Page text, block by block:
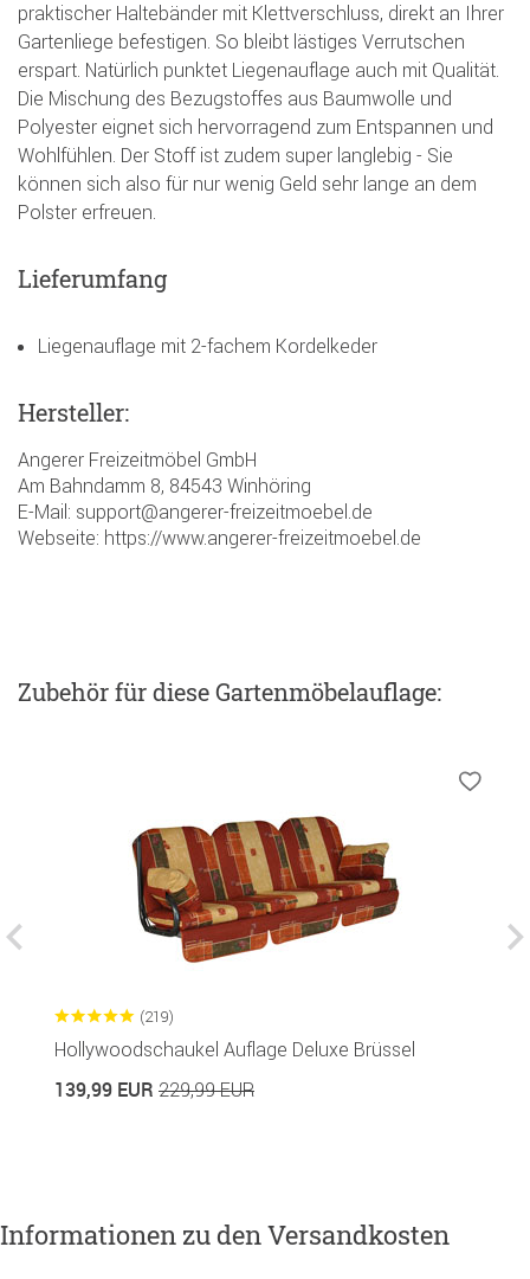
praktischer Haltebänder mit Klettverschluss, direkt an Ihrer
Gartenliege befestigen. So bleibt lästiges Verrutschen
erspart. Natürlich punktet Liegenauflage auch mit Qualität.
Die Mischung des Bezugstoffes aus Baumwolle und
Polyester eignet sich hervorragend zum Entspannen und
Wohlfühlen. Der Stoff ist zudem super langlebig - Sie
können sich also für nur wenig Geld sehr lange an dem
Polster erfreuen.
Lieferumfang
Liegenauflage mit 2-fachem Kordelkeder
Hersteller:
Angerer Freizeitmöbel GmbH
Am Bahndamm 8, 84543 Winhöring
E-Mail: support@angerer-freizeitmoebel.de
Webseite: https://www.angerer-freizeitmoebel.de
Zubehörfür diese Gartenmöbelauflage:
(219)
Hollywoodschaukel Auflage Deluxe Brüssel
139,99 EUR 229,99 EUR
Informationen zu den Versandkosten